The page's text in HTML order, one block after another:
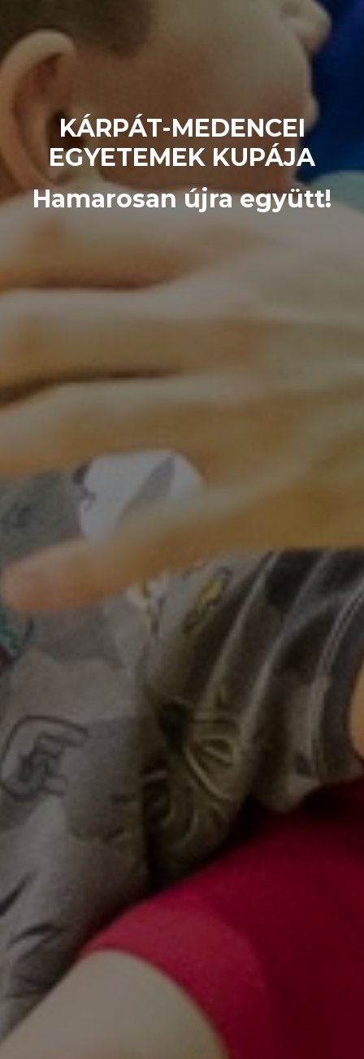
KÁRPÁT-MEDENCEI
EGYETEMEK KUPÁJA
Hamarosan újra együtt!